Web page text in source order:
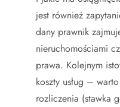
jest również
dany prawnik
nieruchomościami
prawa. Kolejnym
koszty usług –
rozliczenia (stawka